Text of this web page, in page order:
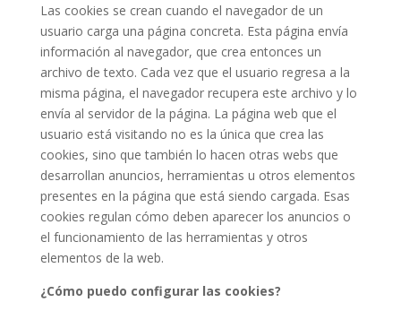
Las cookies se crean cuando el navegador de un
usuario carga una página concreta. Esta página envía
información al navegador, que crea entonces un
archivo de texto. Cada vez que el usuario regresa a la
misma página, el navegador recupera este archivo y lo
envía al servidor de la página. La página web que el
usuario está visitando no es la única que crea las
cookies, sino que también lo hacen otras webs que
desarrollan anuncios, herramientas u otros elementos
presentes en la página que está siendo cargada. Esas
cookies regulan cómo deben aparecer los anuncios o
el funcionamiento de las herramientas y otros
elementos de la web.
¿Cómo puedo configurar las cookies?